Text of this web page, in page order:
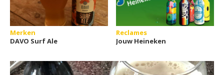
Merken
DAVO Surf Ale
Reclames
Jouw Heineken